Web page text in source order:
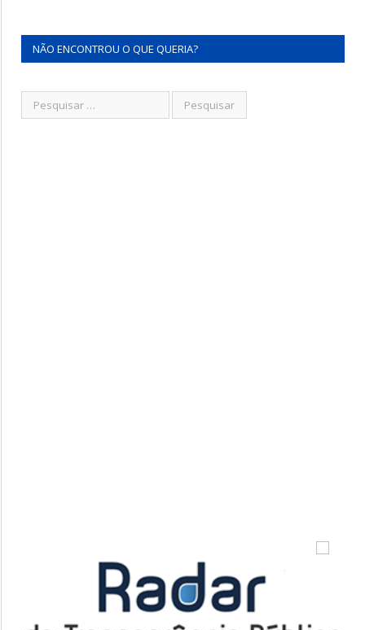
NÃO ENCONTROU O QUE QUERIA?